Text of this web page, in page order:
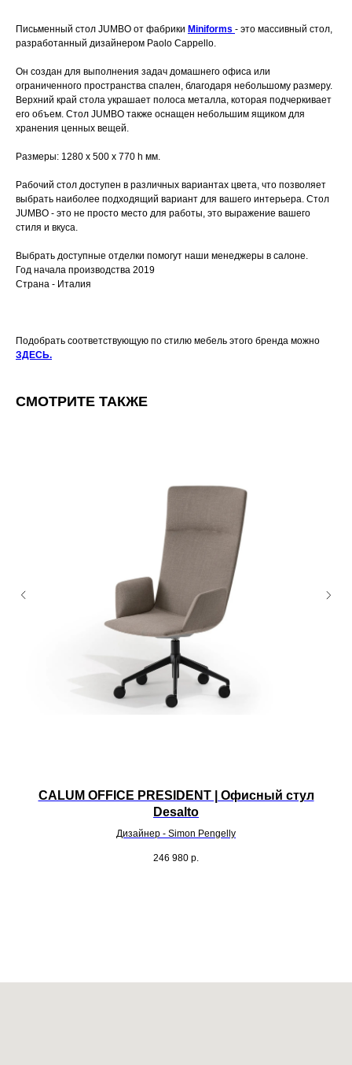
Письменный стол JUMBO от фабрики Miniforms - это массивный стол,
разработанный дизайнером Paolo Cappello.
Он создан для выполнения задач домашнего офиса или
ограниченного пространства спален, благодаря небольшому размеру.
Верхний край стола украшает полоса металла, которая подчеркивает
его объем. Стол JUMBO также оснащен небольшим ящиком для
хранения ценных вещей.
Размеры: 1280 x 500 x 770 h мм.
Рабочий стол доступен в различных вариантах цвета, что позволяет
выбрать наиболее подходящий вариант для вашего интерьера. Стол
JUMBO - это не просто место для работы, это выражение вашего
стиля и вкуса.
Выбрать доступные отделки помогут наши менеджеры в салоне.
Год начала производства 2019
Страна - Италия
Подобрать соответствующую по стилю мебель этого бренда можно
ЗДЕСЬ.
СМОТРИТЕ ТАКЖЕ
CALUM OFFICE PRESIDENT | Офисный стул
Desalto
Дизайнер - Simon Pengelly
246 980 р.